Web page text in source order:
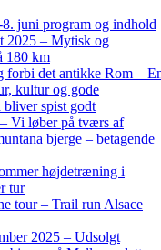
juni program og indhold
2025 – Mytisk og
180 km
forbi det antikke Rom –
kultur og gode
bliver spist godt
Vi løber på tværs af
bjerge – betagende
højdetræning i
tur
tour – Trail run Alsace
2025 – Udsolgt